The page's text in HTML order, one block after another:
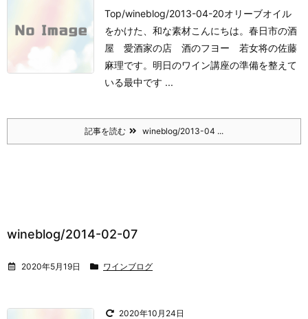
Top/wineblog/2013-04-20オリーブオイル
をかけた、和な素材こんにちは。春日市の酒
屋 愛酒家の店 酒のフヨー 若女将の佐藤
麻理です。 明日のワイン講座の準備を整えて
いる最中です ...
記事を読む wineblog/2013-04 ...
wineblog/2014-02-07
2020年5月19日 ワインブログ
2020年10月24日